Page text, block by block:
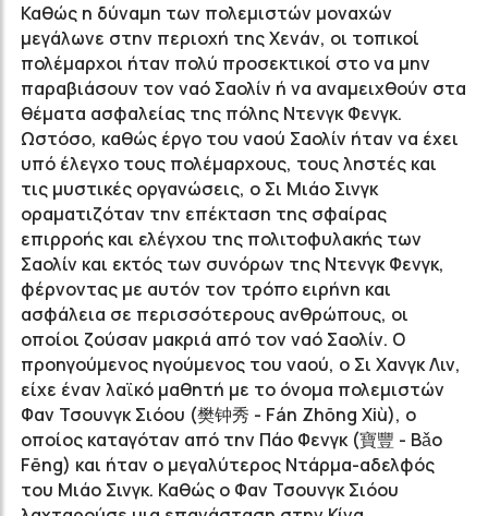
Καθώς η δύναμη των πολεμιστών μοναχών
μεγάλωνε στην περιοχή της Χενάν, οι τοπικοί
πολέμαρχοι ήταν πολύ προσεκτικοί στο να μην
παραβιάσουν τον ναό Σαολίν ή να αναμειχθούν στα
θέματα ασφαλείας της πόλης Ντενγκ Φενγκ.
Ωστόσο, καθώς έργο του ναού Σαολίν ήταν να έχει
υπό έλεγχο τους πολέμαρχους, τους ληστές και
τις μυστικές οργανώσεις, ο Σι Μιάο Σινγκ
οραματιζόταν την επέκταση της σφαίρας
επιρροής και ελέγχου της πολιτοφυλακής των
Σαολίν και εκτός των συνόρων της Ντενγκ Φενγκ,
φέρνοντας με αυτόν τον τρόπο ειρήνη και
ασφάλεια σε περισσότερους ανθρώπους, οι
οποίοι ζούσαν μακριά από τον ναό Σαολίν. Ο
προηγούμενος ηγούμενος του ναού, ο Σι Χανγκ Λιν,
είχε έναν λαϊκό μαθητή με το όνομα πολεμιστών
Φαν Τσουνγκ Σιόου (樊钟秀 - Fán Zhōng Xiù), ο
οποίος καταγόταν από την Πάο Φενγκ (寶豐 - Bǎo
Fēng) και ήταν ο μεγαλύτερος Ντάρμα-αδελφός
του Μιάο Σινγκ. Καθώς ο Φαν Τσουνγκ Σιόου